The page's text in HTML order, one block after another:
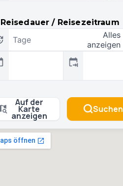
Reisedauer / Reisezeitraum
Tage
Alles
anzeigen
Auf der
Karte
anzeigen
Suchen